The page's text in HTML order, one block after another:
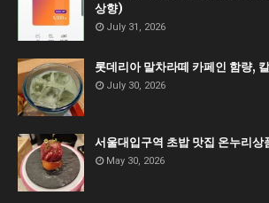
상향)
July 31, 2026
롯데리아 말차라떼 카페인 함량,
July 30, 2026
서울대입구역 초밥 맛집 온누리상
May 30, 2026